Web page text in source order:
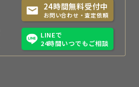
24時間無料受付中
お問い合わせ・査定依頼
LINEで
24時間いつでもご相談